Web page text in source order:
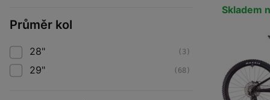
Skladem
Průměr kol
28" (3)
29" (68)